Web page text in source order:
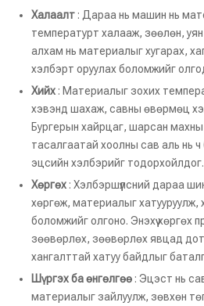
Халаалт : Дараа нь машин нь
температурт халааж, зөөлөн,
алхам нь материалыг хугарах,
хэлбэрт оруулах боломжийг
Хийх : Материалыг зохих
хэвэнд шахаж, савны өвөрмөц
Бургерын хайрцаг, шарсан
тасалгаатай хоолны сав аль нь
эцсийн хэлбэрийг тодорхойлдог.
Хөргөх : Хэлбэршүүлсний дараа
хөргөж, материалыг хатууруулж,
боломжийг олгоно. Энэхүү хөргөх
зөөвөрлөх, зөөвөрлөх явцад
хангалттай хатуу байдлыг
Шүргэх ба өнгөлгөө : Эцэст нь
материалыг зайлуулж, зөвхөн